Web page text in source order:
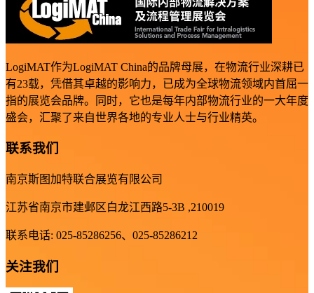
LogiMAT作为LogiMAT China的品牌母展，在物流行业深耕已
有23载，凭借其卓越的影响力，已成为全球物流领域内首屈一
指的展览会品牌。同时，它也是每年内部物流行业的一大年度
盛会，汇聚了来自世界各地的专业人士与行业精英。
联系我们
南京斯图加特联合展览有限公司
江苏省南京市建邺区白龙江西路5-3B ,210019
联系电话: 025-85286256、025-85286212
关注我们